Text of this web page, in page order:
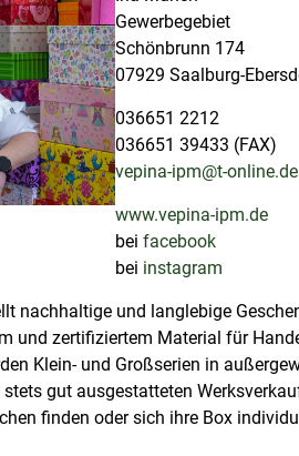
Gewerbegebiet
Schönbrunn 174
07929 Saalburg-
036651 2212
036651 39433 (FAX)
vepina-ipm@t-online.de
www.vepina-ipm.de
bei facebook
bei instagram
nachhaltige und langlebige
und zertifiziertem Material für
Klein- und Großserien in
gut ausgestatteten
finden oder sich ihre Box